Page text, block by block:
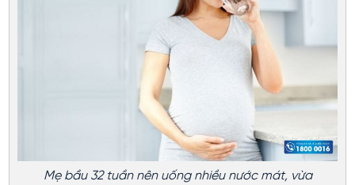
Mẹ bầu 32 tuần nên uống nhiều nước mát, vừa